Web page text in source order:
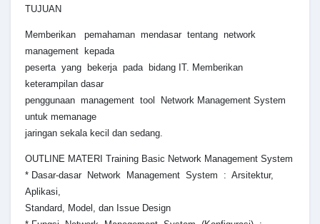
TUJUAN
Memberikan pemahaman mendasar tentang network
management kepada
peserta yang bekerja pada bidang IT. Memberikan
keterampilan dasar
penggunaan management tool Network Management System
untuk memanage
jaringan sekala kecil dan sedang.
OUTLINE MATERI Training Basic Network Management System
* Dasar-dasar Network Management System : Arsitektur,
Aplikasi,
Standard, Model, dan Issue Design